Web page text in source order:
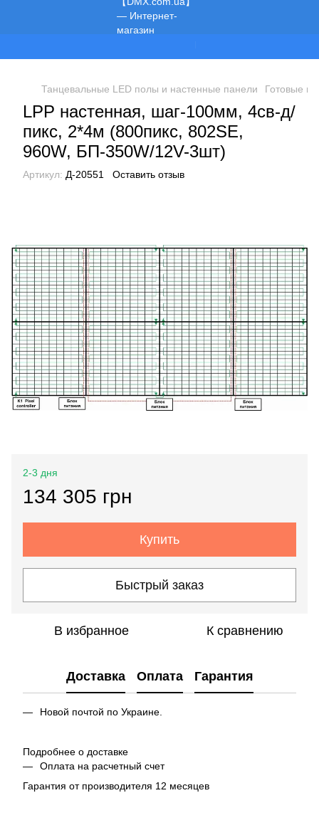
Танцевальные LED полы и настенные панели Готовые
LPP настенная, шаг-100мм, 4св-д/
пикс, 2*4м (800пикс, 802SE,
960W, БП-350W/12V-3шт)
Артикул: Д-20551 Оставить отзыв
2-3 дня
134 305 грн
Купить
Быстрый заказ
В избранное К сравнению
Доставка Оплата Гарантия
Новой почтой по Украине.
Подробнее о доставке
Оплата на расчетный счет
Гарантия от производителя 12 месяцев